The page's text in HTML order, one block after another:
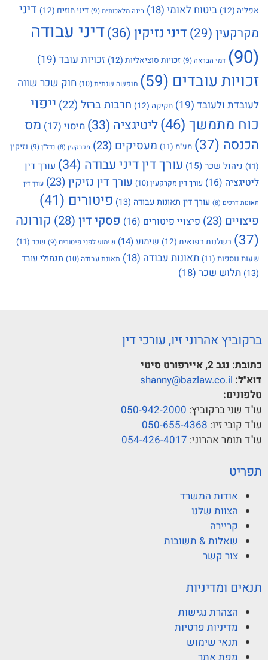
אפליה (12) ביטוח לאומי (18) בינה מלאכותית(9) דיני חוזים (12)
דיני
מקרקעין (29) דיני נזיקין (36)
דיני עבודה
(90)
דמי הבראה(9) זכויות סוציאליות (12) זכויות עובד (19)
זכויות עובדים (59) חופשה שנתית(10)
חוק שכר שווה
לעובדת ולעובד (19) חקיקה (12) חרבות ברזל (22)
ייפוי
כוח מתמשך (46) ליטיגציה (33) מיסוי (17)
מס
הכנסה (37) מע"מ (11) מעסיקים (23) מקרקעין (8) נדל"ן(9)
נזיקין
(11)
ניהול שכר(15) עורך דין דיני עבודה (34)
עורך דין
ליטיגציה (16) עורך דין מקרקעין(10) עורך דין נזיקין(23) עורך דין
תאונות דרכים (8) עורך דין תאונות עבודה (13) פיטורים (41)
פיצויים (23) פיצויי פיטורים (16) פסקי דין (28)
קורונה
(37)
רשלנות רפואית (12) שימוע(14) שימוע לפני פיטורים (9) שכר (11)
שעות נוספות (11) תאונות עבודה (18) תאונת עבודה (10)
תגמולי עובד
(13)
תלוש שכר (18)
ברקוביץ אהרוני זיו, עורכי דין
כתובת: נגב 2, איירפורט סיטי
דוא"ל: shanny@bazlaw.co.il
טלפונים:
עו"ד שני ברקוביץ: 050-942-2000
עו"ד קובי זיו: 050-655-4368
עו"ד תומר אהרוני: 054-426-4017
תפריט
אודות המשרד
הצוות שלנו
קריירה
שאלות & תשובות
צור קשר
תנאים ומדיניות
הצהרת נגישות
מדיניות פרטיות
תנאי שימוש